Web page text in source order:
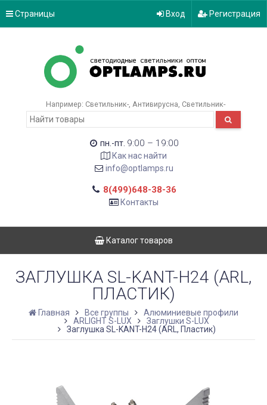
Страницы Вход Регистрация
Например: Светильник- Антивирусна Светильник-
пн.-пт. 9:00 – 19:00
Как нас найти
info@optlamps.ru
8(499)648-38-36
Контакты
Каталог товаров
ЗАГЛУШКА SL-KANT-H24 (ARL,
ПЛАСТИК)
Главная Все группы
Алюминиевые профили
ARLIGHT S-LUX
Заглушки S-LUX
Заглушка SL-KANT-H24 (ARL, Пластик)